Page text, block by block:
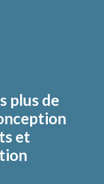
plus de
et